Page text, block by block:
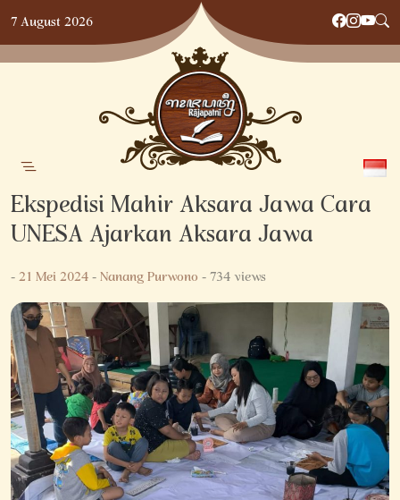
Skip
to
content
7 August 2026
Ekspedisi Mahir Aksara Jawa Cara
UNESA Ajarkan Aksara Jawa
-21 Mei 2024-Nanang Purwono- 734 views